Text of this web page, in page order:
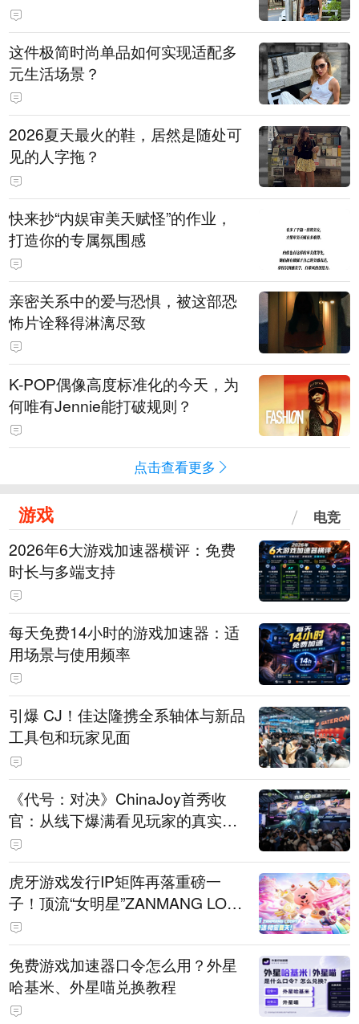
这件极简时尚单品如何实现适配多
元生活场景？
2026夏天最火的鞋，居然是随处可
见的人字拖？
快来抄“内娱审美天赋怪”的作业，
打造你的专属氛围感
亲密关系中的爱与恐惧，被这部恐
怖片诠释得淋漓尽致
K-POP偶像高度标准化的今天，为
何唯有Jennie能打破规则？
点击查看更多
游戏 电竞
2026年6大游戏加速器横评：免费
时长与多端支持
每天免费14小时的游戏加速器：适
用场景与使用频率
引爆 CJ！佳达隆携全系轴体与新品
工具包和玩家见面
《代号：对决》ChinaJoy首秀收
官：从线下爆满看见玩家的真实期
待
虎牙游戏发行IP矩阵再落重磅一
子！顶流“女明星”ZANMANG LOO
PY 正版3D消除手游《消消奇遇》
惊喜曝光
免费游戏加速器口令怎么用？外星
哈基米、外星喵兑换教程